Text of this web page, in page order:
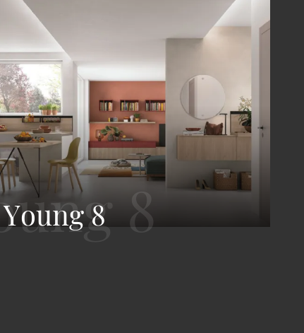
Young 8